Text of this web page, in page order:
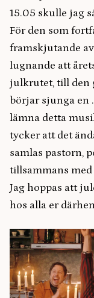
15.05 skulle jag
För den som
framskjutande
lugnande att
julkrutet, till den
börjar sjunga en
lämna detta
tycker att det
samlas pastorn,
tillsammans
Jag hoppas att
hos alla er